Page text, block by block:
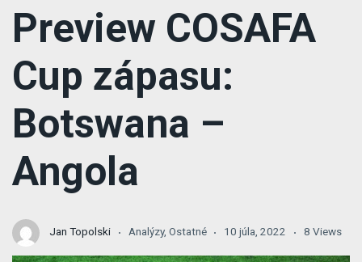
Preview COSAFA
Cup zápasu:
Botswana –
Angola
Jan Topolski Analýzy, Ostatné 10 júla, 2022 8 Views